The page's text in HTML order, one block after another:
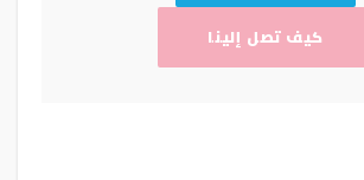
كيف تصل إلينا